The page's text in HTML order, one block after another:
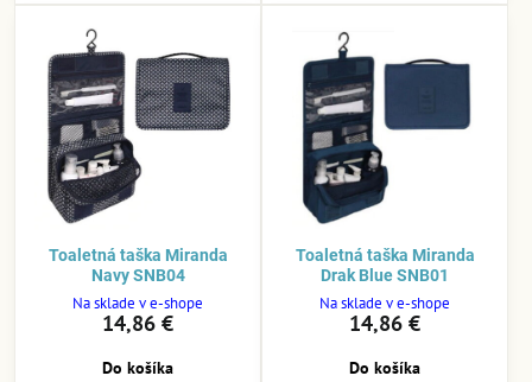
Toaletná taška Miranda
Navy SNB04
Na sklade v e-shope
14,86 €
Do košíka
Toaletná taška Miranda
Drak Blue SNB01
Na sklade v e-shope
14,86 €
Do košíka